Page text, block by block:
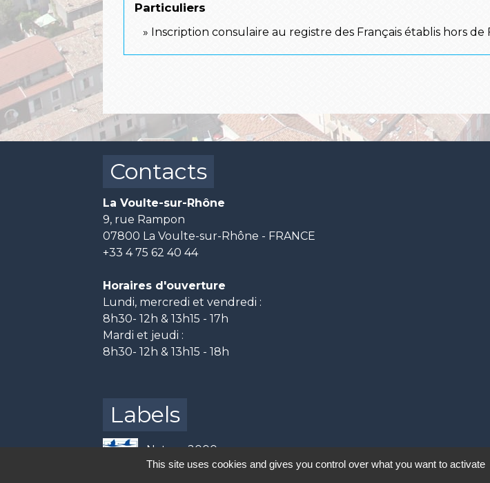
Particuliers
Inscription consulaire au registre des Français établis hors de
Contacts
La Voulte-sur-Rhône
9, rue Rampon
07800 La Voulte-sur-Rhône - FRANCE
+33 4 75 62 40 44
Horaires d'ouverture
Lundi, mercredi et vendredi :
8h30- 12h & 13h15 - 17h
Mardi et jeudi :
8h30- 12h & 13h15 - 18h
Labels
Natura 2000
This site uses cookies and gives you control over what you want to activate